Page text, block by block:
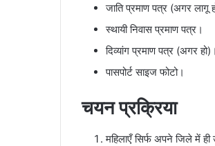
जाति प्रमाण पत्र (अगर लागू
स्थायी निवास प्रमाण पत्र।
दिव्यांग प्रमाण पत्र (अगर हो)।
पासपोर्ट साइज फोटो।
चयन प्रक्रिया
महिलाएँ सिर्फ अपने जिले में